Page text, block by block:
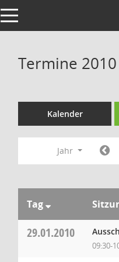
Toggle navigation
Termine 2010
Kalender
Jahr
Tag
29.01.2010
09:30-